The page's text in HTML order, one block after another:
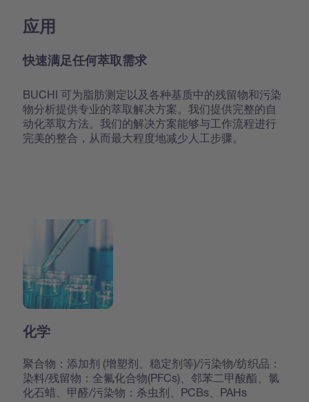
应用
快速满足任何萃取需求
BUCHI 可为脂肪测定以及各种基质中的残留物和污染
物分析提供专业的萃取解决方案。我们提供完整的自
动化萃取方法。我们的解决方案能够与工作流程进行
完美的整合，从而最大程度地减少人工步骤。
化学
聚合物：添加剂 (增塑剂、稳定剂等)/污染物/纺织品：
染料/残留物：全氟化合物(PFCs)、邻苯二甲酸酯、氯
化石蜡、甲醛/污染物：杀虫剂、PCBs、PAHs